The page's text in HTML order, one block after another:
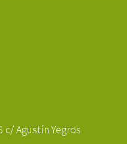
c/ Agustín Yegros